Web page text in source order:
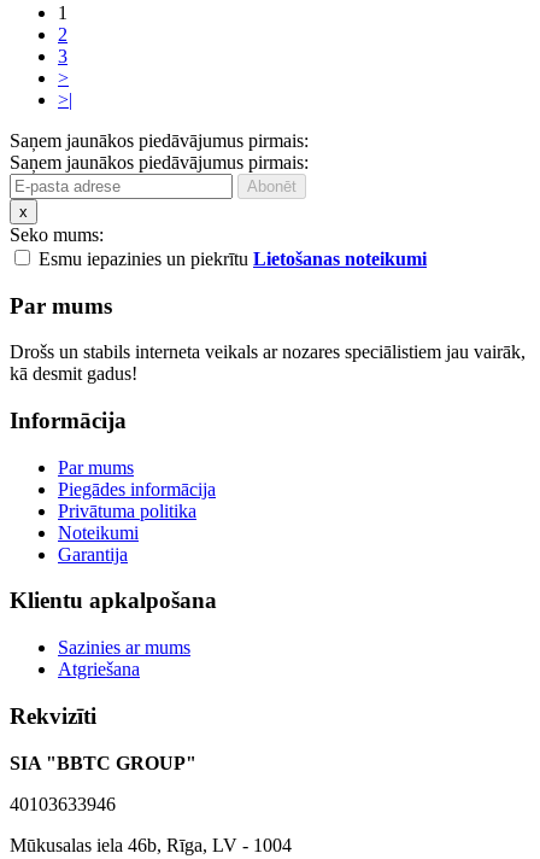
1
2
3
>
>|
Saņem jaunākos piedāvājumus pirmais:
Saņem jaunākos piedāvājumus pirmais:
x
Seko mums:
Esmu iepazinies un piekrītu Lietošanas noteikumi
Par mums
Drošs un stabils interneta veikals ar nozares speciālistiem jau vairāk,
kā desmit gadus!
Informācija
Par mums
Piegādes informācija
Privātuma politika
Noteikumi
Garantija
Klientu apkalpošana
Sazinies ar mums
Atgriešana
Rekvizīti
SIA "BBTC GROUP"
40103633946
Mūkusalas iela 46b, Rīga, LV - 1004